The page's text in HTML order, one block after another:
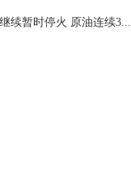
续暂时停火 原油连续3...